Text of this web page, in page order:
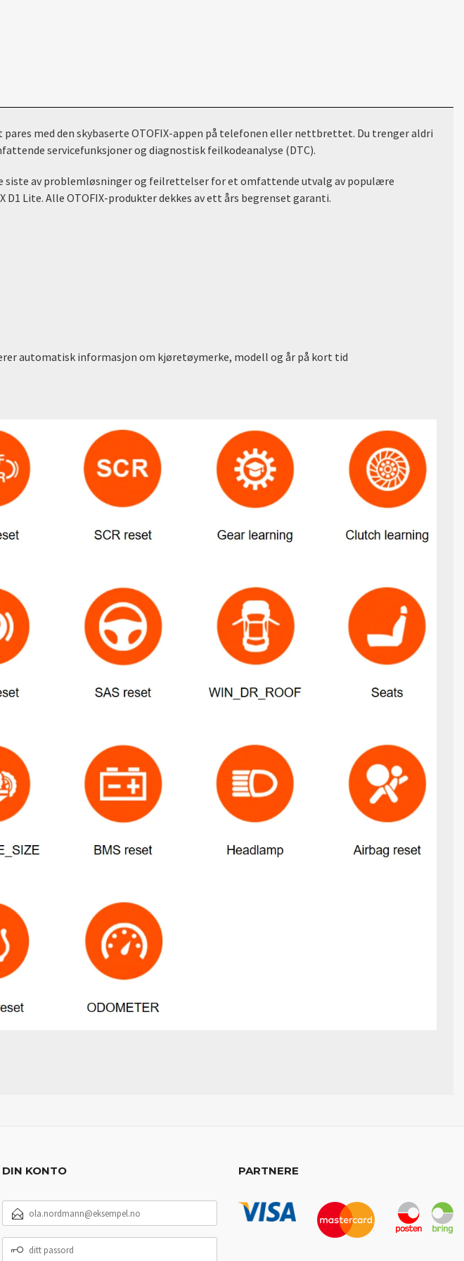
med den skybaserte OTOFIX-appen på telefonen eller nettbrettet. Du trenger aldri
servicefunksjoner og diagnostisk feilkodeanalyse (DTC).
siste av problemløsninger og feilrettelser for et omfattende utvalg av populære
D1 Lite.Alle OTOFIX-produkter dekkes av ett års begrenset garanti.
automatisk informasjon om kjøretøymerke, modell og år på kort tid
DIN KONTO
POSTADRESSE
PASSORD
PARTNERE